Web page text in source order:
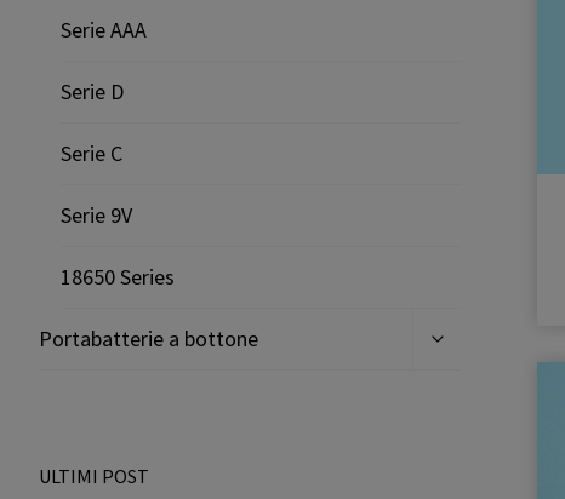
Serie AAA
Serie D
Serie C
Serie 9V
18650 Series
Portabatterie a bottone
ULTIMI POST